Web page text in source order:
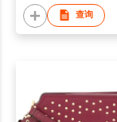
查询